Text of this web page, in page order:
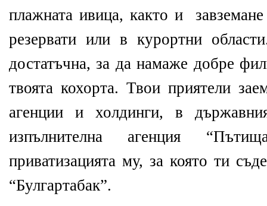
плажната ивица, както и
резервати или в курортни
достатъчна, за да намаже добре
твоята кохорта. Твои приятели
агенции и холдинги, в
изпълнителна агенция
приватизацията му, за която ти
“Булгартабак”.